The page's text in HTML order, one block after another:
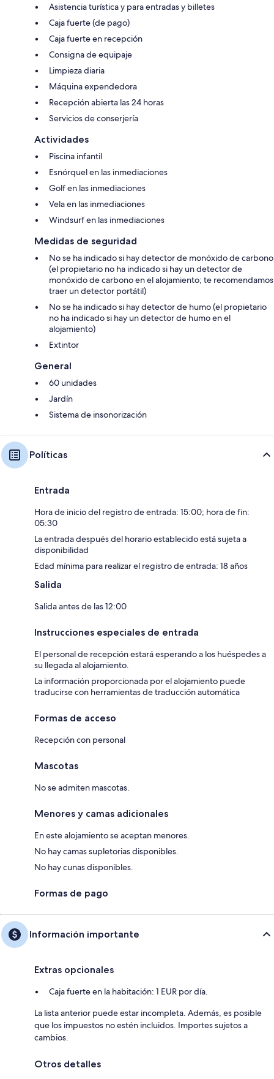
Asistencia turística y para entradas y billetes
Caja fuerte (de pago)
Caja fuerte en recepción
Consigna de equipaje
Limpieza diaria
Máquina expendedora
Recepción abierta las 24 horas
Servicios de conserjería
Actividades
Piscina infantil
Esnórquel en las inmediaciones
Golf en las inmediaciones
Vela en las inmediaciones
Windsurf en las inmediaciones
Medidas de seguridad
No se ha indicado si hay detector de monóxido de carbono
(el propietario no ha indicado si hay un detector de
monóxido de carbono en el alojamiento; te recomendamos
traer un detector portátil)
No se ha indicado si hay detector de humo (el propietario
no ha indicado si hay un detector de humo en el
alojamiento)
Extintor
General
60 unidades
Jardín
Sistema de insonorización
Políticas
Entrada
Hora de inicio del registro de entrada: 15:00; hora de fin:
05:30
La entrada después del horario establecido está sujeta a
disponibilidad
Edad mínima para realizar el registro de entrada: 18 años
Salida
Salida antes de las 12:00
Instrucciones especiales de entrada
El personal de recepción estará esperando a los huéspedes a
su llegada al alojamiento.
La información proporcionada por el alojamiento puede
traducirse con herramientas de traducción automática
Formas de acceso
Recepción con personal
Mascotas
No se admiten mascotas.
Menores y camas adicionales
En este alojamiento se aceptan menores.
No hay camas supletorias disponibles.
No hay cunas disponibles.
Formas de pago
Información importante
Extras opcionales
Caja fuerte en la habitación: 1 EUR por día.
La lista anterior puede estar incompleta. Además, es posible
que los impuestos no estén incluidos. Importes sujetos a
cambios.
Otros detalles